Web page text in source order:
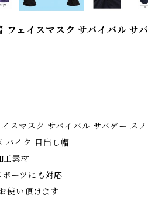
フェイスマスク サバイバル サバ
スマスク サバイバル サバゲー スノ
バイク 目出し帽
工素材
ーツにも対応
使い頂けます